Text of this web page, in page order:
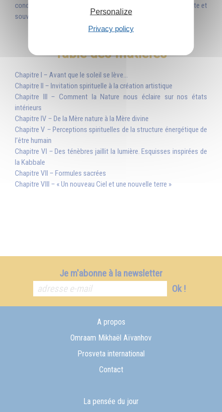
conduit vers l’invisible d’une Présence indescriptible, intelligente et
souveraine, elle est révélatrice de l’Esprit.
Table des matières
Chapitre I – Avant que le soleil se lève...
Chapitre II – Invitation spirituelle à la création artistique
Chapitre III – Comment la Nature nous éclaire sur nos états
intérieurs
Chapitre IV – De la Mère nature à la Mère divine
Chapitre V – Perceptions spirituelles de la structure énergétique de
l’être humain
Chapitre VI – Des ténèbres jaillit la lumière. Esquisses inspirées de
la Kabbale
Chapitre VII – Formules sacrées
Chapitre VIII – « Un nouveau Ciel et une nouvelle terre »
Je m'abonne à la newsletter
Ok !
A propos
Omraam Mikhaël Aïvanhov
Prosveta international
Contact
La pensée du jour
Personalize
Privacy policy